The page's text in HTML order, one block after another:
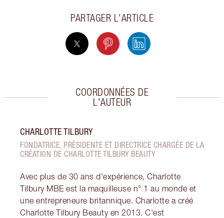
PARTAGER L'ARTICLE
COORDONNÉES DE
L'AUTEUR
CHARLOTTE TILBURY
FONDATRICE, PRÉSIDENTE ET DIRECTRICE CHARGÉE DE LA
CRÉATION DE CHARLOTTE TILBURY BEAUTY
Avec plus de 30 ans d'expérience, Charlotte
Tilbury MBE est la maquilleuse n° 1 au monde et
une entrepreneure britannique. Charlotte a créé
Charlotte Tilbury Beauty en 2013. C'est